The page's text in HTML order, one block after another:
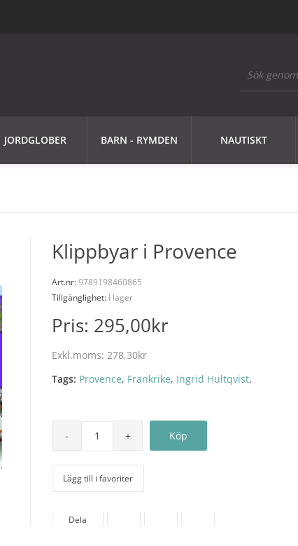
JORDGLOBER BARN - RYMDEN NAUTISKT
Klippbyar i Provence
Art.nr:9789198460865
Tillgänglighet: I lager
Pris: 295,00kr
Exkl.moms:278,30kr
Tags: Provence, Frankrike, Ingrid Hultqvist,
Lägg till i favoriter
Dela